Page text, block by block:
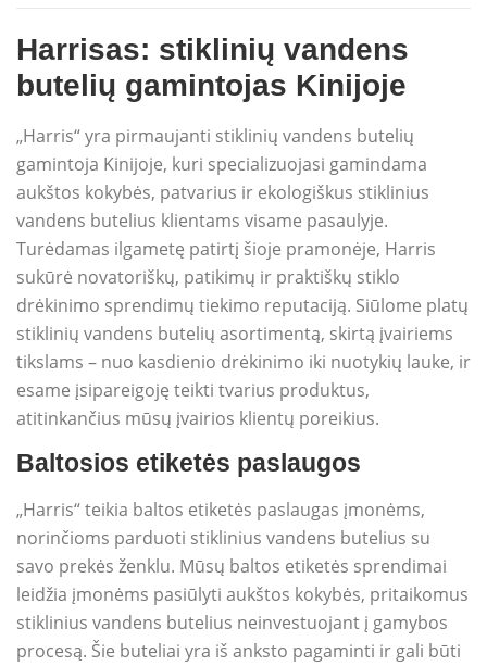
Harrisas: stiklinių vandens
butelių gamintojas Kinijoje
„Harris“ yra pirmaujanti stiklinių vandens butelių
gamintoja Kinijoje, kuri specializuojasi gamindama
aukštos kokybės, patvarius ir ekologiškus stiklinius
vandens butelius klientams visame pasaulyje.
Turėdamas ilgametę patirtį šioje pramonėje, Harris
sukūrė novatoriškų, patikimų ir praktiškų stiklo
drėkinimo sprendimų tiekimo reputaciją. Siūlome platų
stiklinių vandens butelių asortimentą, skirtą įvairiems
tikslams – nuo ​​kasdienio drėkinimo iki nuotykių lauke, ir
esame įsipareigoję teikti tvarius produktus,
atitinkančius mūsų įvairios klientų poreikius.
Baltosios etiketės paslaugos
„Harris“ teikia baltos etiketės paslaugas įmonėms,
norinčioms parduoti stiklinius vandens butelius su
savo prekės ženklu. Mūsų baltos etiketės sprendimai
leidžia įmonėms pasiūlyti aukštos kokybės, pritaikomus
stiklinius vandens butelius neinvestuojant į gamybos
procesą. Šie buteliai yra iš anksto pagaminti ir gali būti